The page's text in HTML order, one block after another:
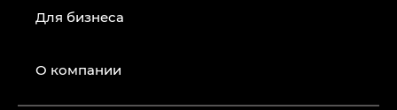
Для бизнеса
О компании